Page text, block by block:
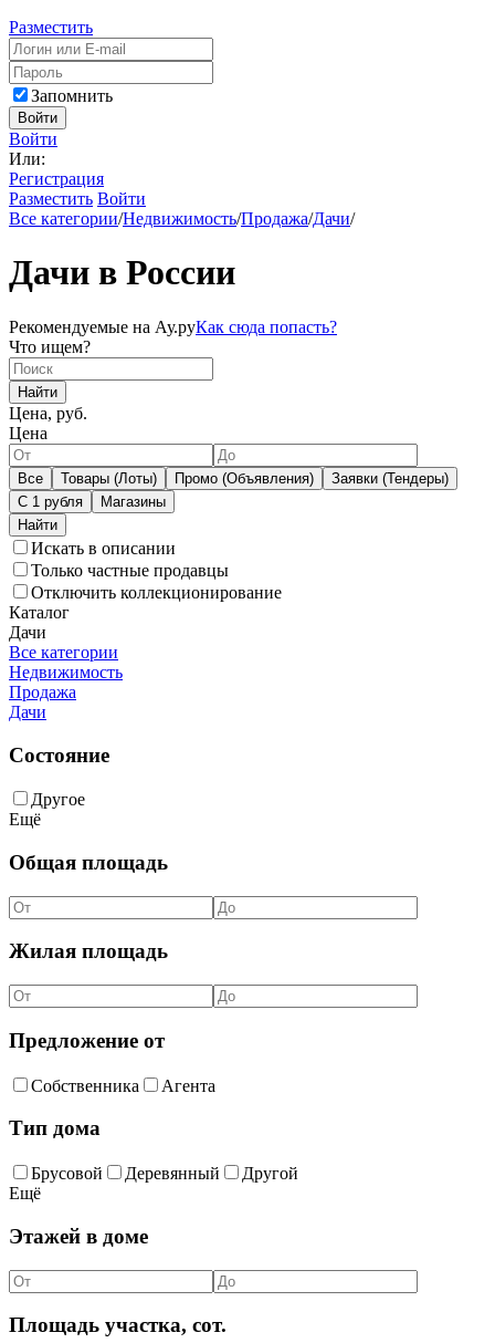
Разместить
Запомнить
Войти
Войти
Или:
Регистрация
Разместить Войти
Все категории/Недвижимость/Продажа/Дачи/
Дачи в России
Рекомендуемые на Ау.руКак сюда попасть?
Что ищем?
Найти
Цена, руб.
Цена
Все Товары (Лоты) Промо (Объявления)
Заявки (Тендеры)
С 1 рубля
Магазины
Искать в описании
Только частные продавцы
Отключить коллекционирование
Каталог
Дачи
Все категории
Недвижимость
Продажа
Дачи
Состояние
Другое
Ещё
Общая площадь
Жилая площадь
Предложение от
Собственника Агента
Тип дома
Брусовой Деревянный
Другой
Ещё
Этажей в доме
Площадь участка, сот.